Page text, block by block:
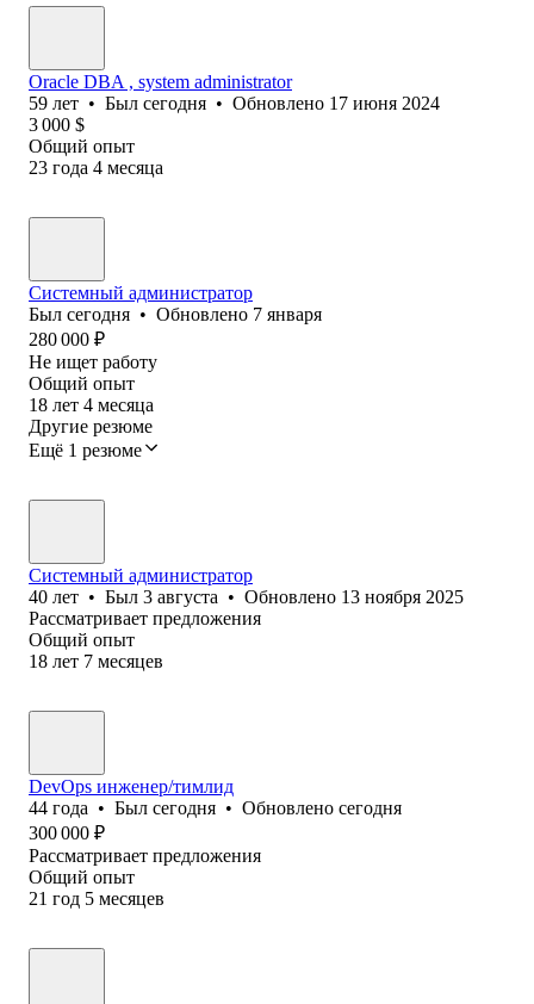
Oracle DBA , system administrator
59 лет • Был сегодня • Обновлено 17 июня 2024
3 000 $
Общий опыт
23 года 4 месяца
Системный администратор
Был сегодня • Обновлено 7 января
280 000 ₽
Не ищет работу
Общий опыт
18 лет 4 месяца
Другие резюме
Ещё 1 резюме
Системный администратор
40 лет • Был 3 августа • Обновлено 13 ноября 2025
Рассматривает предложения
Общий опыт
18 лет 7 месяцев
DevOps инженер/тимлид
44 года • Был сегодня • Обновлено сегодня
300 000 ₽
Рассматривает предложения
Общий опыт
21 год 5 месяцев